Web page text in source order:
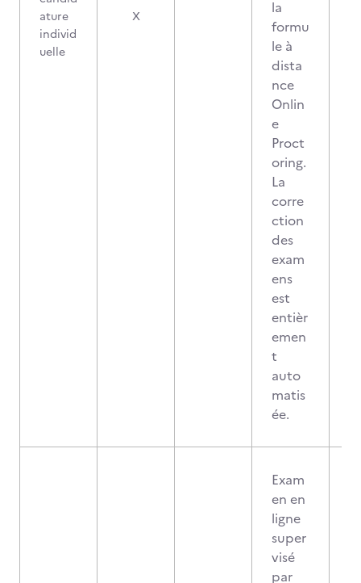
ature
individ
uelle
X
la
formu
le à
dista
nce
Onlin
e
Proct
oring.
La
corre
ction
des
exam
ens
est
entièr
emen
t
auto
matis
ée.
Exam
en en
ligne
super
visé
par